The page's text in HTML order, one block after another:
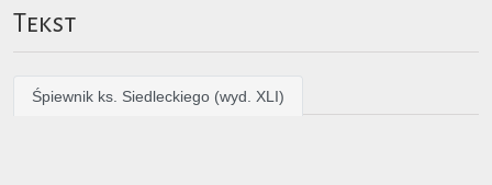
Tekst
Śpiewnik ks. Siedleckiego (wyd. XLI)